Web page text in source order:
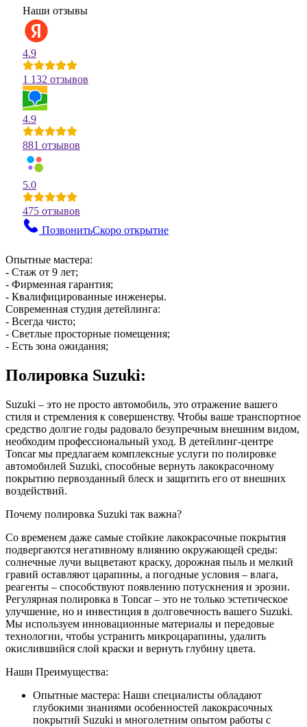
Наши отзывы
4.9
1 132 отзывов
4.9
881 отзывов
5.0
475 отзывов
ПозвонитьСкоро открытие
Опытные мастера:
- Стаж от 9 лет;
- Фирменная гарантия;
- Квалифицированные инженеры.
Современная студия детейлинга:
- Всегда чисто;
- Светлые просторные помещения;
- Есть зона ожидания;
Полировка Suzuki:
Suzuki – это не просто автомобиль, это отражение вашего
стиля и стремления к совершенству. Чтобы ваше транспортное
средство долгие годы радовало безупречным внешним видом,
необходим профессиональный уход. В детейлинг-центре
Toncar мы предлагаем комплексные услуги по полировке
автомобилей Suzuki, способные вернуть лакокрасочному
покрытию первозданный блеск и защитить его от внешних
воздействий.
Почему полировка Suzuki так важна?
Со временем даже самые стойкие лакокрасочные покрытия
подвергаются негативному влиянию окружающей среды:
солнечные лучи выцветают краску, дорожная пыль и мелкий
гравий оставляют царапины, а погодные условия – влага,
реагенты – способствуют появлению потускнения и эрозии.
Регулярная полировка в Toncar – это не только эстетическое
улучшение, но и инвестиция в долговечность вашего Suzuki.
Мы используем инновационные материалы и передовые
технологии, чтобы устранить микроцарапины, удалить
окислившийся слой краски и вернуть глубину цвета.
Наши Преимущества:
Опытные мастера: Наши специалисты обладают
глубокими знаниями особенностей лакокрасочных
покрытий Suzuki и многолетним опытом работы с